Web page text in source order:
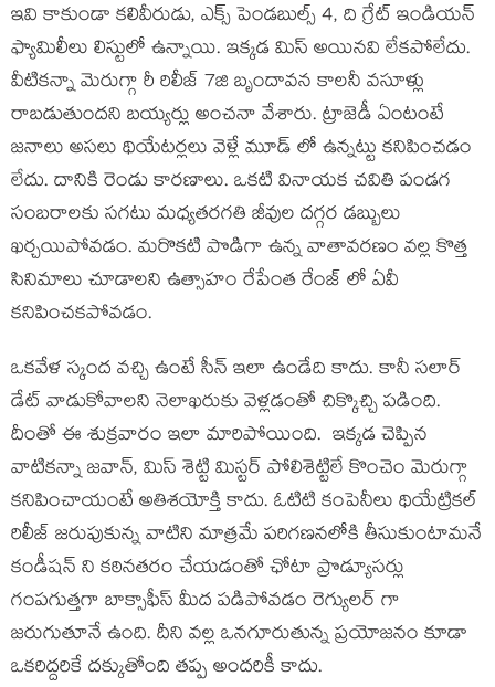
ఇవి కాకుండా కలివీరుడు, ఎక్స్ పెండబుల్స్ 4, ది గ్రేట్ ఇండియన్
ఫ్యామిలీలు లిస్టులో ఉన్నాయి. ఇక్కడ మిస్ అయినవి లేకపోలేదు.
వీటికన్నా మెరుగ్గా రీ రిలీజ్ 7జి బృందావన కాలనీ వసూళ్లు
రాబడుతుందని బయ్యర్లు అంచనా వేశారు. ట్రాజెడీ ఏంటంటే
జనాలు అసలు థియేటర్లలు వెళ్లే మూడ్ లో ఉన్నట్టు కనిపించడం
లేదు. దానికి రెండు కారణాలు. ఒకటి వినాయక చవితి పండగ
సంబరాలకు సగటు మధ్యతరగతి జీవుల దగ్గర డబ్బులు
ఖర్చయిపోవడం. మరొకటి పొడిగా ఉన్న వాతావరణం వల్ల కొత్త
సినిమాలు చూడాలని ఉత్సాహం రేపేంత రేంజ్ లో ఏవీ
కనిపించకపోవడం.
ఒకవేళ స్కంద వచ్చి ఉంటే సీన్ ఇలా ఉండేది కాదు. కానీ సలార్
డేట్ వాడుకోవాలని నెలాఖరుకు వెళ్లడంతో చిక్కొచ్చి పడింది.
దీంతో ఈ శుక్రవారం ఇలా మారిపోయింది. ఇక్కడ చెప్పిన
వాటికన్నా జవాన్, మిస్ శెట్టి మిస్టర్ పోలిశెట్టిలే కొంచెం మెరుగ్గా
కనిపించాయంటే అతిశయోక్తి కాదు. ఓటిటి కంపెనీలు థియేట్రికల్
రిలీజ్ జరుపుకున్న వాటిని మాత్రమే పరిగణనలోకి తీసుకుంటామనే
కండీషన్ ని కఠినతరం చేయడంతో ఛోటా ప్రొడ్యూసర్లు
గంపగుత్తగా బాక్సాఫీస్ మీద పడిపోవడం రెగ్యులర్ గా
జరుగుతూనే ఉంది. దీని వల్ల ఒనగూరుతున్న ప్రయోజనం కూడా
ఒకరిద్దరికే దక్కుతోంది తప్ప అందరికీ కాదు.